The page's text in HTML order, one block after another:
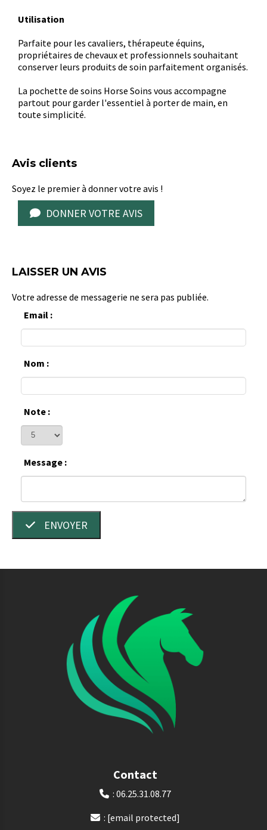
Utilisation
Parfaite pour les cavaliers, thérapeute équins,
propriétaires de chevaux et professionnels souhaitant
conserver leurs produits de soin parfaitement organisés.
La pochette de soins Horse Soins vous accompagne
partout pour garder l'essentiel à porter de main, en
toute simplicité.
Avis clients
Soyez le premier à donner votre avis !
DONNER VOTRE AVIS
LAISSER UN AVIS
Votre adresse de messagerie ne sera pas publiée.
Email :
Nom :
Note :
Message :
ENVOYER
Contact
: 06.25.31.08.77
: [email protected]